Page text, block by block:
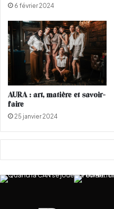
0
7
?
"
(
N
T
E
R
V
E
)
i
a
a
ff
i
h
c
m
p
l
t
6 février 2024
AURA : art, matière et savoir-
faire
25 janvier 2024